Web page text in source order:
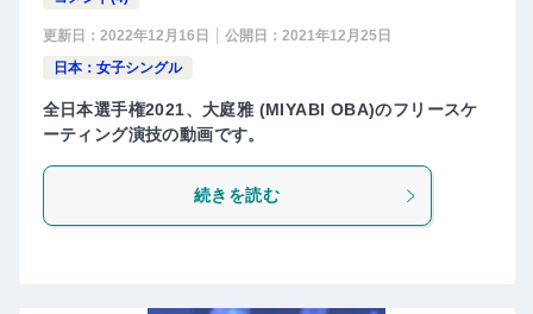
更新日： 2022年12月16日 公開日： 2021年12月25日
日本：女子シングル
全日本選手権2021、大庭雅 (MIYABI OBA)のフリースケ
ーティング演技の動画です。
続きを読む